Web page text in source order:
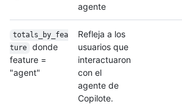
agente
totals_by_fea
ture
donde
feature =
"agent"
Refleja a los
usuarios que
interactuaron
con el
agente de
Copilote.